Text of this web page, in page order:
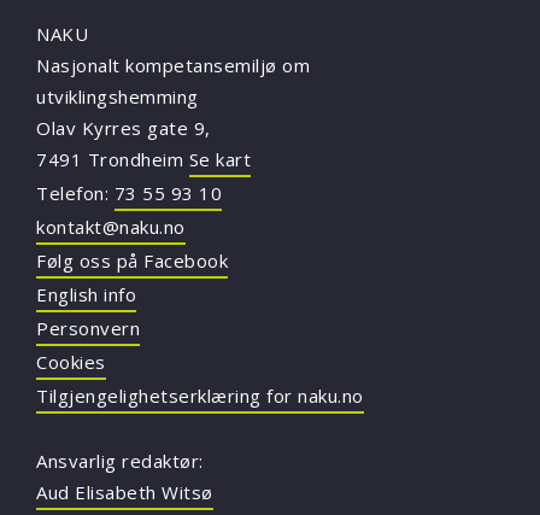
NAKU
Nasjonalt kompetansemiljø om
utviklingshemming
Olav Kyrres gate 9,
7491 Trondheim Se kart
Telefon: 73 55 93 10
kontakt@naku.no
Følg oss på Facebook
English info
Personvern
Cookies
Tilgjengelighetserklæring for naku.no
Ansvarlig redaktør:
Aud Elisabeth Witsø